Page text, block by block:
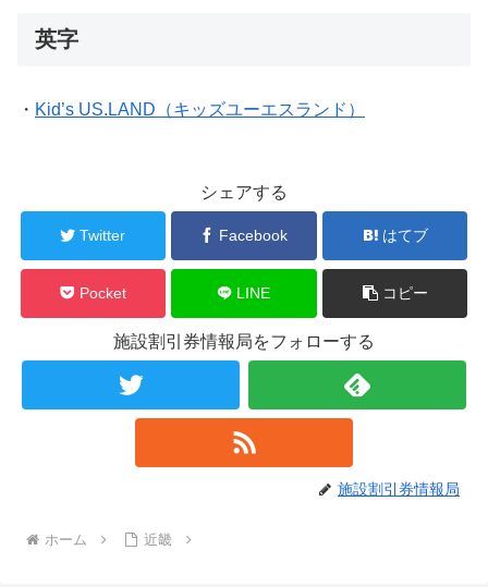
英字
・ Kid’s US.LAND（キッズユーエスランド）
シェアする
Twitter Facebook はてブ
Pocket LINE コピー
施設割引券情報局をフォローする
施設割引券情報局
ホーム 近畿